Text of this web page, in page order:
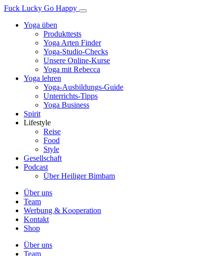
Fuck Lucky Go Happy
Yoga üben
Produkttests
Yoga Arten Finder
Yoga-Studio-Checks
Unsere Online-Kurse
Yoga mit Rebecca
Yoga lehren
Yoga-Ausbildungs-Guide
Unterrichts-Tipps
Yoga Business
Spirit
Lifestyle
Reise
Food
Style
Gesellschaft
Podcast
Über Heiliger Bimbam
Über uns
Team
Werbung & Kooperation
Kontakt
Shop
Über uns
Team